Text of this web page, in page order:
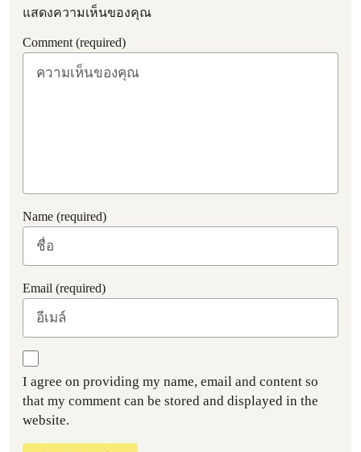
แสดงความเห็นของคุณ
Comment (required)
Name (required)
Email (required)
I agree on providing my name, email and content so
that my comment can be stored and displayed in the
website.